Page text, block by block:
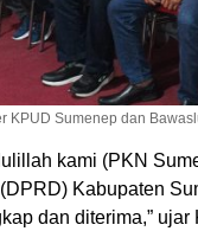
KPUD Sumenep dan
kami (PKN
Kabupaten
dan diterima,”